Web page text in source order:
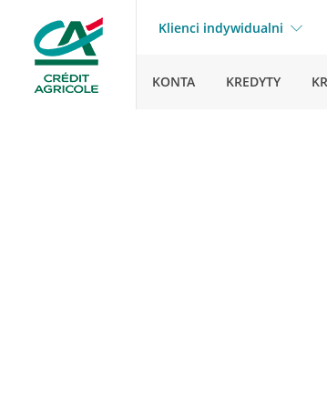
Klienci indywidualni
KONTA KREDYTY